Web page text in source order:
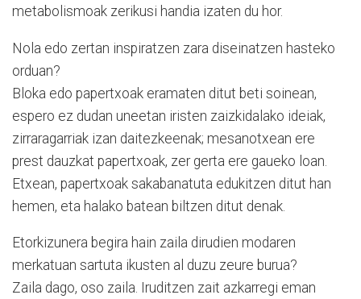
metabolismoak zerikusi handia izaten du hor.
Nola edo zertan inspiratzen zara diseinatzen hasteko
orduan?
Bloka edo papertxoak eramaten ditut beti soinean,
espero ez dudan uneetan iristen zaizkidalako ideiak,
zirraragarriak izan daitezkeenak; mesanotxean ere
prest dauzkat papertxoak, zer gerta ere gaueko loan.
Etxean, papertxoak sakabanatuta edukitzen ditut han
hemen, eta halako batean biltzen ditut denak.
Etorkizunera begira hain zaila dirudien modaren
merkatuan sartuta ikusten al duzu zeure burua?
Zaila dago, oso zaila. Iruditzen zait azkarregi eman